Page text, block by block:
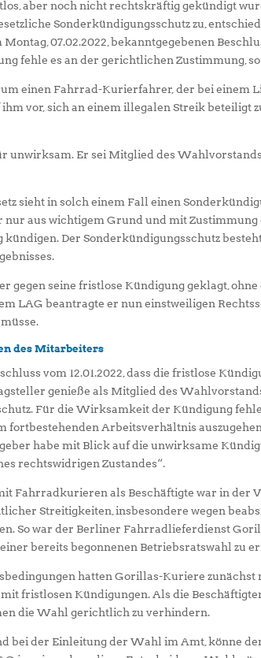
aber noch nicht rechtskräftig gekündigt
Sonderkündigungsschutz zu,
07.02.2022, bekanntgegebenen
fehle es an der gerichtlichen Zustimmung,
einen Fahrrad-Kurierfahrer, der bei einem
vor, sich an einem illegalen Streik beteiligt
unwirksam. Er sei Mitglied des
sieht in solch einem Fall einen
aus wichtigem Grund und mit Zustimmung
Der Sonderkündigungsschutz
gegen seine fristlose Kündigung geklagt,
LAG beantragte er nun einstweiligen
des Mitarbeiters
vom 12.01.2022, dass die fristlose
genieße als Mitglied des
Für die Wirksamkeit der Kündigung
fortbestehenden Arbeitsverhältnis
habe mit Blick auf die unwirksame
rechtswidrigen Zustandes“.
Fahrradkurieren als Beschäftigte war in der
Streitigkeiten, insbesondere wegen
So war der Berliner Fahrradlieferdienst
bereits begonnenen Betriebsratswahl zu
hatten Gorillas-Kuriere zunächst
fristlosen Kündigungen. Als die
die Wahl gerichtlich zu verhindern.
bei der Einleitung der Wahl im Amt, könne